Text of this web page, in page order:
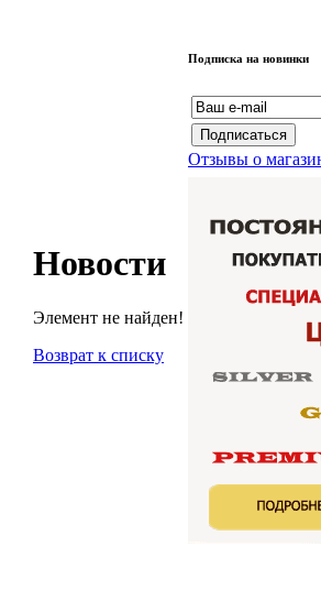
Новости
Элемент не найден!
Возврат к списку
Подписка на новинки
Отзывы о